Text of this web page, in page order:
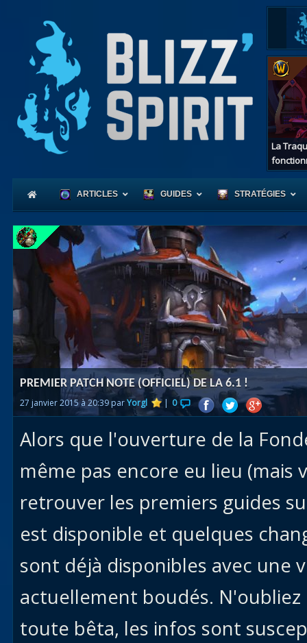
La
ARTICLES GUIDES
Coeur
Races
alliées
des îles
le vol
Uldum
Val
STRATÉGIES
PREMIER PATCH NOTE (OFFICIEL) DE LA 6.1 !
27 janvier 2015 à 20:39 parYorgl | 0
Alors que l'ouverture de la
même pas encore eu lieu (mais
retrouver les premiers guides
est disponible et quelques
sont déjà disponibles avec une
actuellement boudés.
toute bêta, les infos sont